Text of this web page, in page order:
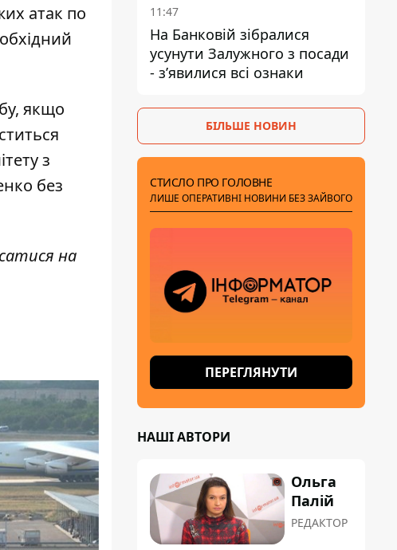
атак по
, якщо
з
без
на
11:47
На Банковій зібралися
усунути Залужного з посади
- зʼявилися всі ознаки
БІЛЬШЕ НОВИН
СТИСЛО ПРО ГОЛОВНЕ
ЛИШЕ ОПЕРАТИВНІ НОВИНИ БЕЗ ЗАЙВОГО
ПЕРЕГЛЯНУТИ
НАШІ АВТОРИ
Ольга
Палій
РЕДАКТОР